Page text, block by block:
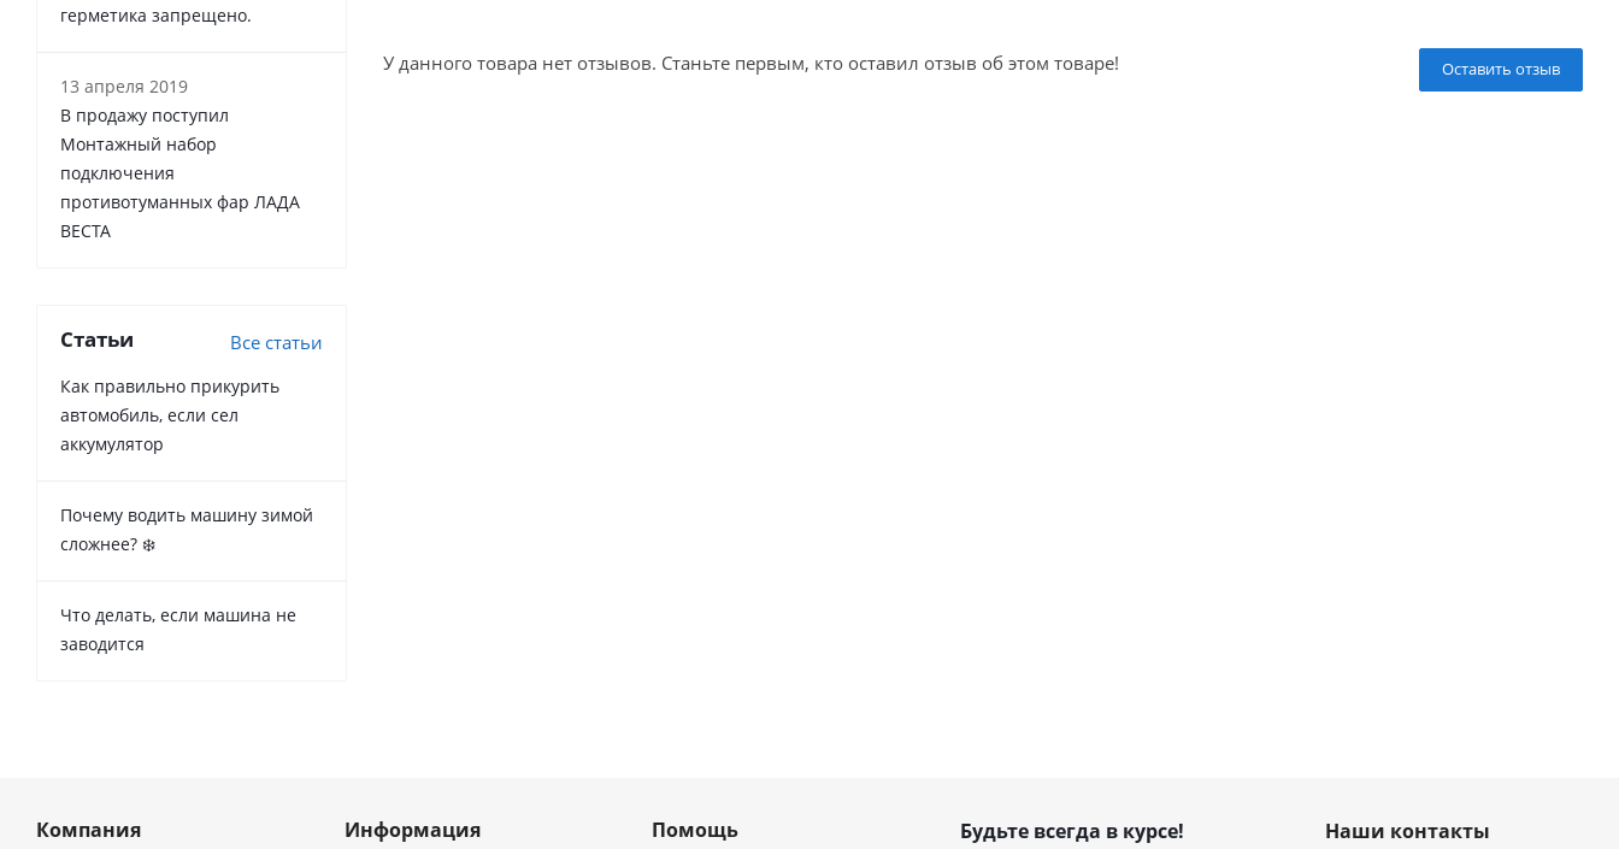
Оставить отзыв
У данного товара нет отзывов. Станьте первым, кто оставил отзыв об этом товаре!
герметика запрещено.
13 апреля 2019
В продажу поступил
Монтажный набор
подключения
противотуманных фар ЛАДА
ВЕСТА
Статьи Все статьи
Как правильно прикурить
автомобиль, если сел
аккумулятор
Почему водить машину зимой
сложнее? ❄️
Что делать, если машина не
заводится
Компания Информация Помощь Будьте всегда в курсе! Наши контакты